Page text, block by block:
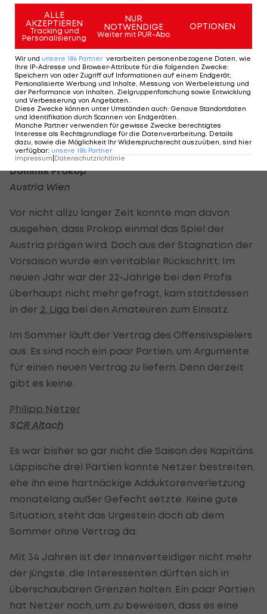
2018 stand zum letzten Mal eine Hartberger Elf
ohne ihn am Feld.
In den kommenden Wochen ist der
Innenverteidiger doppelt gefragt – einerseits
geht es Schlag auf Schlag, da ist seine Konstanz
wichtiger denn je, andererseits geht Hartberg im
oberen Playoff in jede Partie als krasser
Außenseiter, da wird die Defensive der Steirer
vielbeschäftigt sein.
Dominik Prokop
Austria Wien
Vor nicht allzu langer Zeit konnte man davon
ausgehen, dass Prokop einmal das Spiel der
Austria prägen wird. Doch aus der Stagnation der
Vorsaison wurde ein veritabler Rückschritt. Im
neuen Jahr war der 22-Jährige bei den Profis
überhaupt nicht mehr gefragt, kam stattdessen
in der 2. Liga bei den Amateuren zum Einsatz.
Im Sommer läuft der Vertrag des Offensivspielers
aus. Es sind noch ein paar Partien, um Argumente
für einen neuen Vertrag zu liefern. Denn derzeit
gibt es keine.
Philipp Netzer
SCR Altach
Es war bisher so gar nicht die Saison des Kapitäns.
Läppische drei Partien konnte Netzer bestreiten,
ehe ihn eine hartnäckige Adduktorenverletzung
monatelang außer Gefecht setzte. Keine gute
Situation, steht das Urgestein doch ab dem
Sommer ohne Vertrag da.
Mit 34 Jahren ist der Innenverteidiger nicht mehr
der jüngste, die Interessenten dürften sich in
überschaubaren Grenzen halten. Ein paar Partien
hat Netzer noch, um zu beweisen, dass es eine
ALLE
AKZEPTIEREN
Tracking und
Personalisierung
NUR
NOTWENDIGE
Weiter mit PUR-Abo
OPTIONEN
Wir und unsere 186 Partner verarbeiten personenbezogene Daten, wie
Ihre IP-Adresse und Browser-Attribute für die folgenden Zwecke:
Speichern von oder Zugriff auf Informationen auf einem Endgerät;
Personalisierte Werbung und Inhalte, Messung von Werbeleistung und
der Performance von Inhalten, Zielgruppenforschung sowie Entwicklung
und Verbesserung von Angeboten
Diese Zwecke können unter Umständen auch: Genaue Standortdaten
und Identifikation durch Scannen von Endgeräten
Manche Partner verwenden für gewisse Zwecke berechtigtes
Interesse als Rechtsgrundlage für die Datenverarbeitung. Details
dazu, sowie die Möglichkeit Ihr Widerspruchsrecht auszuüben, sind hier
verfügbar: unsere 186 Partner
Impressum|Datenschutzrichtlinie